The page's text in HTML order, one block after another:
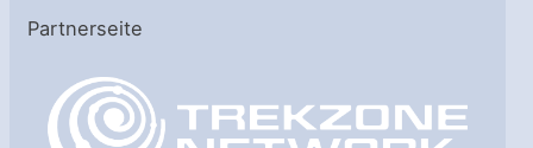
g
Partnerseite